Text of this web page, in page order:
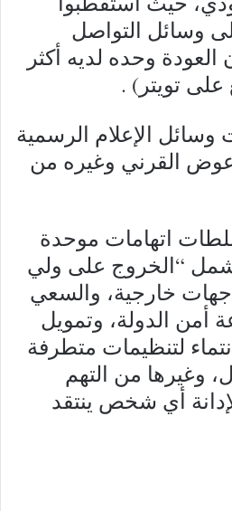
وسائل التواصل
وحده لديه أكثر
وسائل الإعلام الرسمية
القرني وغيره من
اتهامات موحدة
“الخروج على ولي
جهات خارجية، والسعي
أمن الدولة، وتمويل
لتنظيمات متطرفة
وغيرها من التهم
أي شخص ينتقد